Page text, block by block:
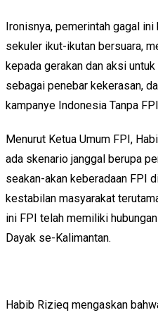
Ironisnya, pemerintah gagal
sekuler ikut-ikutan bersuara,
kepada gerakan dan aksi
sebagai penebar kekerasan,
kampanye Indonesia Tanpa
Menurut Ketua Umum FPI,
ada skenario janggal berupa
seakan-akan keberadaan FPI
kestabilan masyarakat
ini FPI telah memiliki
Dayak se-Kalimantan.
Habib Rizieq mengaskan